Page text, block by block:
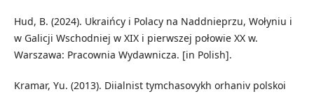
Hud, B. (2024). Ukraińcy i Polacy na Naddnieprzu, Wołyniu i
w Galicji Wschodniej w XIX i pierwszej połowie XX w.
Warszawa: Pracownia Wydawnicza. [in Polish].
Kramar, Yu. (2013). Diialnist tymchasovykh orhaniv polskoi